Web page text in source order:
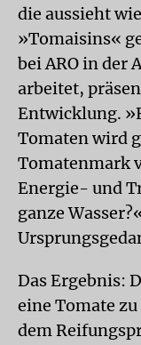
die aussieht
»Tomaisins«
bei ARO in der
arbeitet,
Entwicklung.
Tomaten wird
Tomatenmark
Energie- und
ganze
Das Ergebnis:
eine Tomate
dem